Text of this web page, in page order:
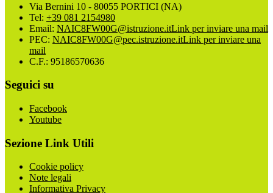
Via Bernini 10 - 80055 PORTICI (NA)
Tel: +39 081 2154980
Email: NAIC8FW00G@istruzione.itLink per inviare una mail
PEC: NAIC8FW00G@pec.istruzione.itLink per inviare una
mail
C.F.: 95186570636
Seguici su
Facebook
Youtube
Sezione Link Utili
Cookie policy
Note legali
Informativa Privacy